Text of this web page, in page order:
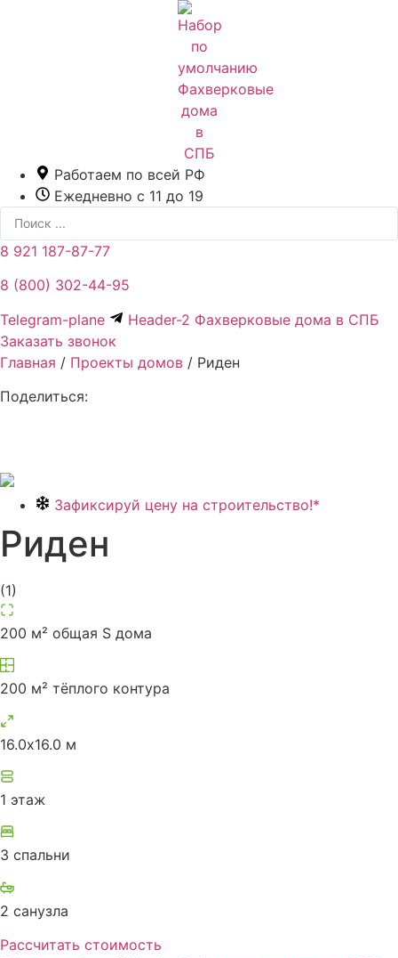
Работаем по всей РФ
Ежедневно с 11 до 19
Search
8 921 187-87-77
8 (800) 302-44-95
Telegram-plane
Header-2 Фахверковые дома в СПБ
Заказать звонок
Главная / Проекты домов / Риден
Поделиться:
Зафиксируй цену на строительство!*
Риден
(1)
200 м² общая S дома
200 м² тёплого контура
16.0х16.0 м
1 этаж
3 спальни
2 санузла
Рассчитать стоимость